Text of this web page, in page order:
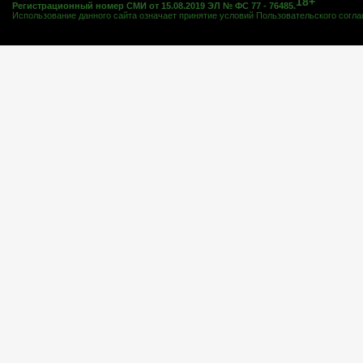
Регистрационный номер СМИ от 15.08.2019 ЭЛ № ФС 77 - 76485.
Использование данного сайта означает принятие условий Пользовательского